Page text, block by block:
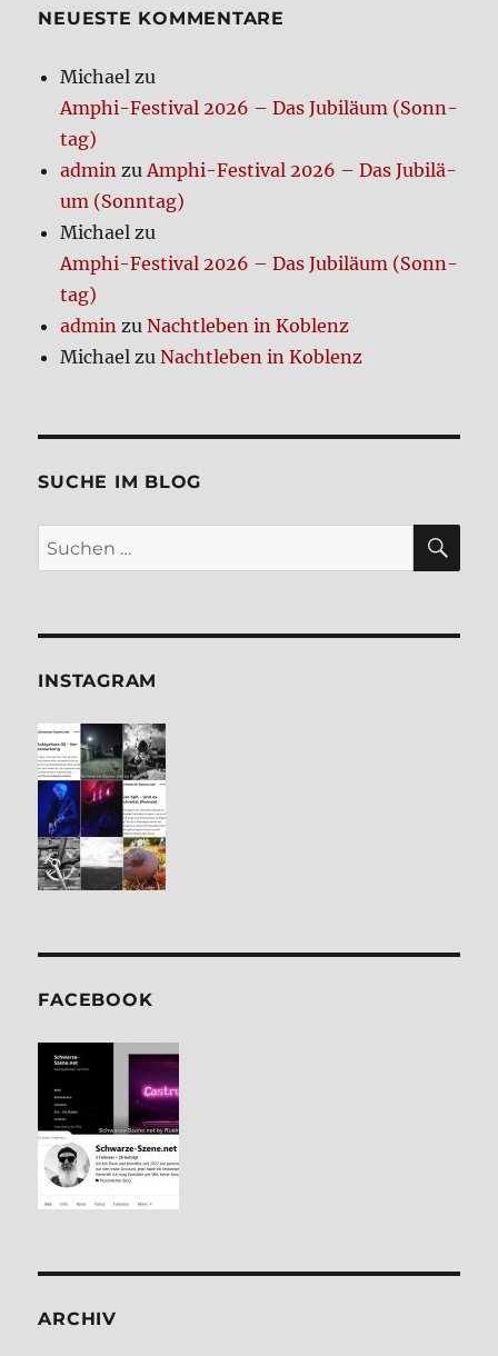
NEUE­STE KOM­MEN­TA­RE
Michael zu
Amphi-Festi­val 2026 – Das Jubi­lä­um (Sonn­
tag)
admin zuAmphi-Festi­val 2026 – Das Jubi­lä­
um (Sonn­tag)
Michael zu
Amphi-Festi­val 2026 – Das Jubi­lä­um (Sonn­
tag)
admin zuNacht­le­ben in Koblenz
Michael zuNacht­le­ben in Koblenz
SUCHE IM BLOG
Suchen
nach:
INSTA­GRAM
FACE­BOOK
ARCHIV